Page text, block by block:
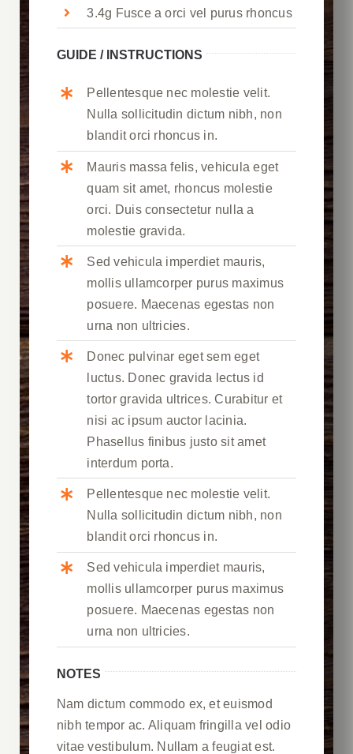
3.4g Fusce a orci vel purus rhoncus
GUIDE / INSTRUCTIONS
Pellentesque nec molestie velit.
Nulla sollicitudin dictum nibh, non
blandit orci rhoncus in.
Mauris massa felis, vehicula eget
quam sit amet, rhoncus molestie
orci. Duis consectetur nulla a
molestie gravida.
Sed vehicula imperdiet mauris,
mollis ullamcorper purus maximus
posuere. Maecenas egestas non
urna non ultricies.
Donec pulvinar eget sem eget
luctus. Donec gravida lectus id
tortor gravida ultrices. Curabitur et
nisi ac ipsum auctor lacinia.
Phasellus finibus justo sit amet
interdum porta.
Pellentesque nec molestie velit.
Nulla sollicitudin dictum nibh, non
blandit orci rhoncus in.
Sed vehicula imperdiet mauris,
mollis ullamcorper purus maximus
posuere. Maecenas egestas non
urna non ultricies.
NOTES
Nam dictum commodo ex, et euismod
nibh tempor ac. Aliquam fringilla vel odio
vitae vestibulum. Nullam a feugiat est.